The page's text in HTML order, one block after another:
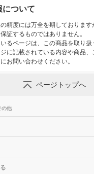
について
精度には万全を期しております
証するものではありません。
るページは、この商品を取り扱
に記載されている内容や商品
お問い合わせください。
ページトップへ
の他